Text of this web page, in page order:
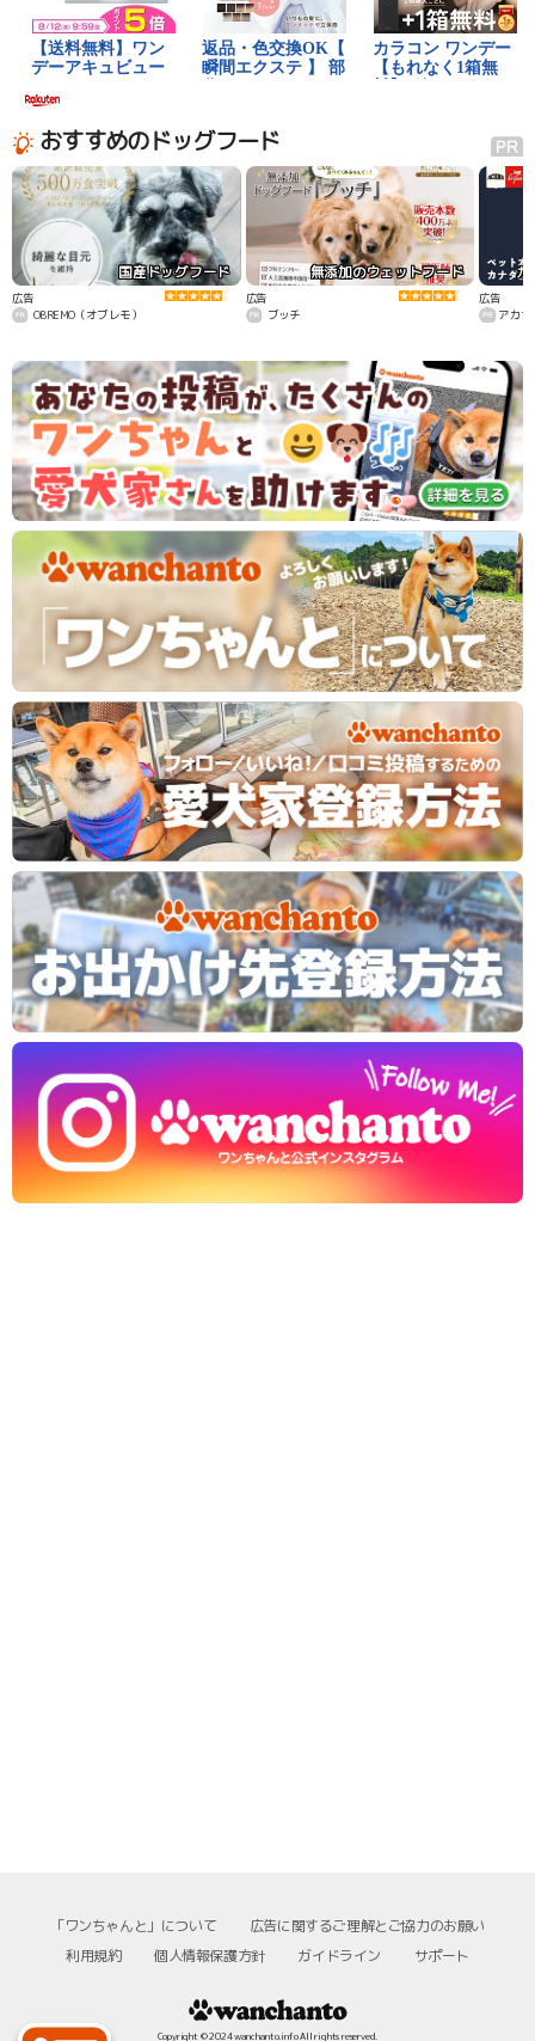
おすすめのドッグフード
国産ドッグフード
広告
OBREMO（オブレモ）
無添加のウェットフード
広告
ブッチ
カ
広告
アカ
「ワンちゃんと」について
広告に関するご理解とご協力のお願い
利用規約
個人情報保護方針 ガイドライン サポート
Copyright © 2024 wanchanto.info All rights reserved.